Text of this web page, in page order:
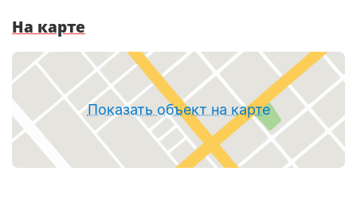
На карте
Показать объект на карте